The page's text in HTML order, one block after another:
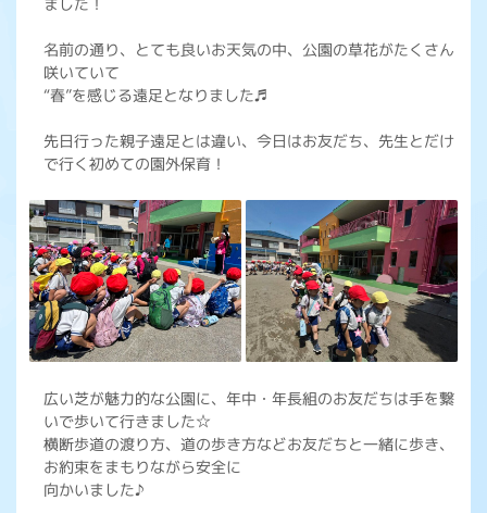
名前の通り、とても良いお天気の中、公園の草花がたくさん
咲いていて
“春”を感じる遠足となりました♬
先日行った親子遠足とは違い、今日はお友だち、先生とだけ
で行く初めての園外保育！
広い芝が魅力的な公園に、年中・年長組のお友だちは手を繋
いで歩いて行きました☆
横断歩道の渡り方、道の歩き方などお友だちと一緒に歩き、
お約束をまもりながら安全に
向かいました♪